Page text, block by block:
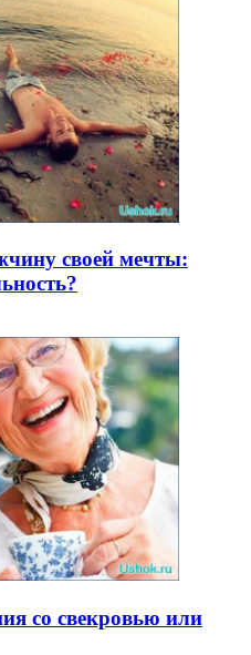
своей мечты:
со свекровью или